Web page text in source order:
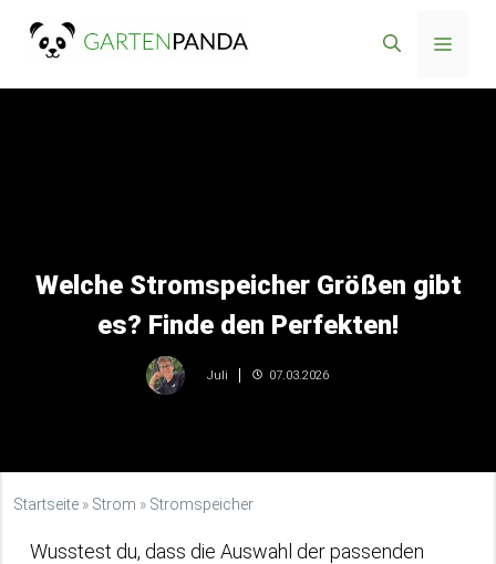
Inhalt
Menü
Welche Stromspeicher Größen gibt
es? Finde den Perfekten!
Juli 07.03.2026
Startseite » Strom » Stromspeicher
Wusstest du, dass die Auswahl der passenden